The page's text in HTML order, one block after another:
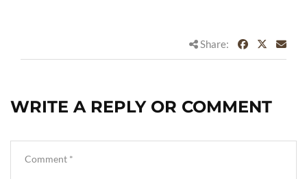
Share:
WRITE A REPLY OR COMMENT